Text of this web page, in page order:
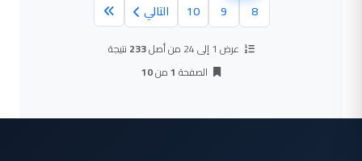
8
9
10 التالي
عرض 1 إلى 24 من أصل 233 نتيجة
الصفحة 1من10